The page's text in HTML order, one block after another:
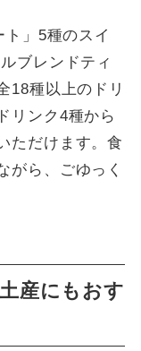
ト」5種のスイ
ブレンドティ
18種以上のドリ
リンク4種から
ただけます。食
がら、ごゆっく
産にもおす